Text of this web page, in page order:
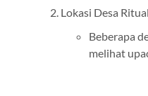
Lokasi Desa Ritual
Beberapa
melihat